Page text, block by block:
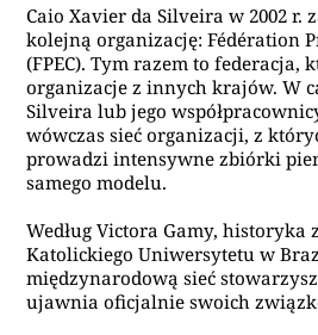
Caio Xavier da Silveira w 2002 r.
kolejną organizację: Fédération
(FPEC). Tym razem to federacja,
organizacje z innych krajów. W
Silveira lub jego
wówczas sieć organizacji, z
prowadzi intensywne zbiórki
samego modelu.
Według Victora Gamy, historyka
Katolickiego Uniwersytetu w
międzynarodową sieć
ujawnia oficjalnie swoich